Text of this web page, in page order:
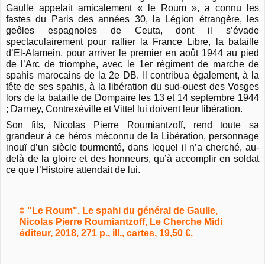
Gaulle appelait amicalement « le Roum », a connu les
fastes du Paris des années 30, la Légion étrangère, les
geôles espagnoles de Ceuta, dont il s’évade
spectaculairement pour rallier la France Libre, la bataille
d’El-Alamein, pour arriver le premier en août 1944 au pied
de l’Arc de triomphe, avec le 1er régiment de marche de
spahis marocains de la 2e DB. Il contribua également, à la
tête de ses spahis, à la libération du sud-ouest des Vosges
lors de la bataille de Dompaire les 13 et 14 septembre 1944
; Darney, Contrexéville et Vittel lui doivent leur libération.
Son fils, Nicolas Pierre Roumiantzoff, rend toute sa
grandeur à ce héros méconnu de la Libération, personnage
inouï d’un siècle tourmenté, dans lequel il n’a cherché, au-
delà de la gloire et des honneurs, qu’à accomplir en soldat
ce que l’Histoire attendait de lui.
‡ "Le Roum". Le spahi du général de Gaulle,
Nicolas Pierre Roumiantzoff, Le Cherche Midi
éditeur, 2018, 271 p., ill., cartes, 19,50 €.